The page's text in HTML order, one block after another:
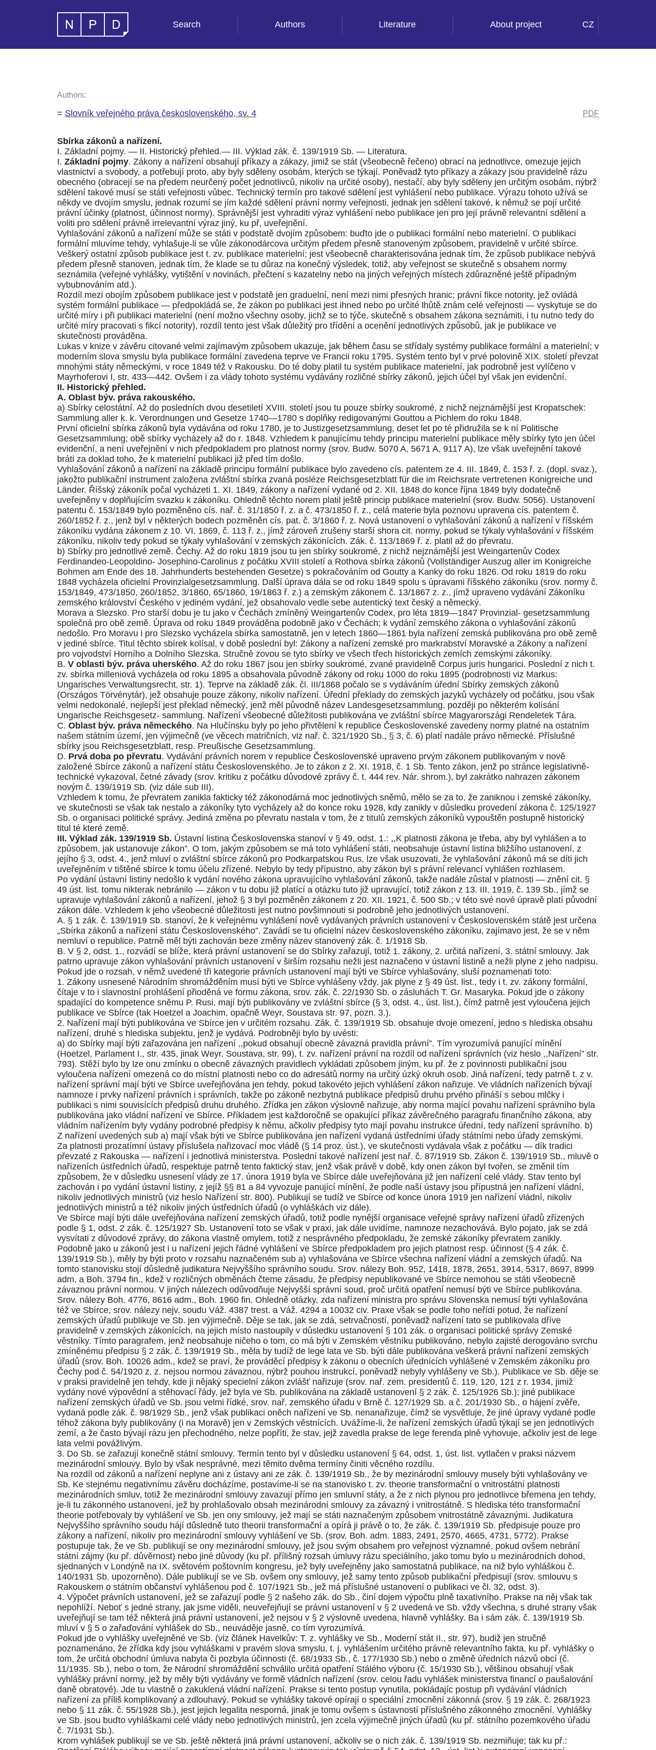
Search Authors Literature About project CZ
Authors:
= Slovník veřejného práva československého, sv. 4 PDF
Sbírka zákonů a nařízení.
I. Základní pojmy. — II. Historický přehled.— III. Výklad zák. č. 139/1919 Sb. — Literatura.
I. Základní pojmy. Zákony a nařízení obsahují příkazy a zákazy, jimiž se stát (všeobecně řečeno) obrací na jednotlivce, omezuje jejich
vlastnictví a svobody, a potřebují proto, aby byly sděleny osobám, kterých se týkají. Poněvadž tyto příkazy a zákazy jsou pravidelně rázu
obecného (obracejí se na předem neurčený počet jednotlivců, nikoliv na určité osoby), nestačí, aby byly sděleny jen určitým osobám, nýbrž
sdělení takové musí se státi veřejnosti vůbec. Technický termín pro takové sdělení jest vyhlášení nebo publikace. Výrazu tohoto užívá se
někdy ve dvojím smyslu, jednak rozumí se jím každé sdělení právní normy veřejnosti, jednak jen sdělení takové, k němuž se pojí určité
právní účinky (platnost, účinnost normy). Správnější jest vyhraditi výraz vyhlášení nebo publikace jen pro její právně relevantní sdělení a
voliti pro sdělení právně irrelevantní výraz jiný, ku př, uveřejnění.
Vyhlašování zákonů a nařízení může se státi v podstatě dvojím způsobem: buďto jde o publikaci formální nebo materielní. O publikaci
formální mluvíme tehdy, vyhlašuje-li se vůle zákonodárcova určitým předem přesně stanoveným způsobem, pravidelně v určité sbírce.
Veškerý ostatní způsob publikace jest t. zv. publikace materielní; jest všeobecně charakterisována jednak tím, že způsob publikace nebývá
předem přesně stanoven, jednak tím, že klade se tu důraz na konečný výsledek, totiž, aby veřejnost se skutečně s obsahem normy
seznámila (veřejné vyhlášky, vytištění v novinách, přečtení s kazatelny nebo na jiných veřejných místech zdůrazněné ještě případným
vybubnováním atd.).
Rozdíl mezi obojím způsobem publikace jest v podstatě jen graduelní, není mezi nimi přesných hranic; právní fikce notority, jež ovládá
systém formální publikace — předpokládá se, že zákon po publikaci jest ihned nebo po určité lhůtě znám celé veřejnosti — vyskytuje se do
určité míry i při publikaci materielní (není možno všechny osoby, jichž se to týče, skutečně s obsahem zákona seznámiti, i tu nutno tedy do
určité míry pracovati s fikcí notority), rozdíl tento jest však důležitý pro třídění a ocenění jednotlivých způsobů, jak je publikace ve
skutečnosti prováděna.
Lukas v knize v závěru citované velmi zajímavým způsobem ukazuje, jak během času se střídaly systémy publikace formální a materielní; v
moderním slova smyslu byla publikace formální zavedena teprve ve Francii roku 1795. Systém tento byl v prvé polovině XIX. století převzat
mnohými státy německými, v roce 1849 též v Rakousku. Do té doby platil tu systém publikace materielní, jak podrobně jest vylíčeno v
Mayrhoferovi I, str. 433—442. Ovšem i za vlády tohoto systému vydávány rozličné sbírky zákonů, jejich účel byl však jen evidenční.
II. Historický přehled.
A. Oblast býv. práva rakouského.
a) Sbírky celostátní. Až do posledních dvou desetiletí XVIII. století jsou tu pouze sbírky soukromé, z nichž nejznámější jest Kropatschek:
Sammlung aller k. k. Verordnungen und Gesetze 1740—1780 s doplňky redigovanými Gouttou a Pichlem do roku 1848.
První oficielní sbírka zákonů byla vydávána od roku 1780, je to Justizgesetzsammlung, deset let po té přidružila se k ní Politische
Gesetzsammlung; obě sbírky vycházely až do r. 1848. Vzhledem k panujícímu tehdy principu materielní publikace měly sbírky tyto jen účel
evidenční, a není uveřejnění v nich předpokladem pro platnost normy (srov. Budw. 5070 A, 5671 A, 9117 A), lze však uveřejnění takové
bráti za doklad toho, že k materielní publikaci již před tím došlo.
Vyhlašování zákonů a nařízení na základě principu formální publikace bylo zavedeno cís. patentem ze 4. III. 1849, č. 153 ř. z. (dopl. svaz.),
jakožto publikační instrument založena zvláštní sbírka zvaná posléze Reichsgesetzblatt für die im Reichsrate vertretenen Konigreiche und
Länder. Říšský zákoník počal vycházeti 1. XI. 1849, zákony a nařízení vydané od 2. XII. 1848 do konce října 1849 byly dodatečně
uveřejněny v doplňujícím svazku k zákoníku. Ohledně těchto norem platil ještě princip publikace materielní (srov. Budw. 5056). Ustanovení
patentu č. 153/1849 bylo pozměněno cís. nař. č. 31/1850 ř. z. a č. 473/1850 ř. z., celá materie byla poznovu upravena cís. patentem č.
260/1852 ř. z., jenž byl v některých bodech pozměněn cís. pat. č. 3/1860 ř. z. Nová ustanovení o vyhlašování zákonů a nařízení v říšském
zákoníku vydána zákonem z 10. VI. 1869, č. 113 ř. z., jímž zároveň zrušeny starší shora cit. normy, pokud se týkaly vyhlašování v říšském
zákoníku, nikoliv tedy pokud se týkaly vyhlašování v zemských zákonících. Zák. č. 113/1869 ř. z. platil až do převratu.
b) Sbírky pro jednotlivé země. Čechy. Až do roku 1819 jsou tu jen sbírky soukromé, z nichž nejznámější jest Weingartenův Codex
Ferdinandeo-Leopoldino- Josephino-Carolinus z počátku XVIII století a Rothova sbírka zákonů (Vollständiger Auszug aller im Konigreiche
Bohmen am Ende des 18. Jahrhunderts bestehenden Gesetze) s pokračováním od Goutty a Kanky do roku 1826. Od roku 1819 do roku
1848 vycházela oficielní Provinzialgesetzsammlung. Další úprava dála se od roku 1849 spolu s úpravami říšského zákoníku (srov. normy č.
153/1849, 473/1850, 260/1852, 3/1860, 65/1860, 19/1863 ř. z.) a zemským zákonem č. 13/1867 z. z., jímž upraveno vydávání Zákoníku
zemského království Českého v jediném vydání, jež obsahovalo vedle sebe autentický text český a německý.
Morava a Slezsko. Pro starší dobu je tu jako v Čechách zmíněný Weingartenův Codex, pro léta 1819—1847 Provinzial- gesetzsammlung
společná pro obě země. Úprava od roku 1849 prováděna podobně jako v Čechách; k vydání zemského zákona o vyhlašování zákonů
nedošlo. Pro Moravu i pro Slezsko vycházela sbírka samostatně, jen v letech 1860—1861 byla nařízení zemská publikována pro obě země
v jediné sbírce. Titul těchto sbírek kolísal, v době poslední byl: Zákony a nařízení zemské pro markrabství Moravské a Zákony a nařízení
pro vojvodství Horního a Dolního Slezska. Stručně zovou se tyto sbírky ve všech třech historických zemích zemskými zákoníky.
B. V oblasti býv. práva uherského. Až do roku 1867 jsou jen sbírky soukromé, zvané pravidelně Corpus juris hungarici. Poslední z nich t.
zv. sbírka milleniová vycházela od roku 1895 a obsahovala původně zákony od roku 1000 do roku 1895 (podrobnosti viz Markus:
Ungarisches Verwaltungsrecht, str. 1). Teprve na základě zák. čl. III/1868 počalo se s vydáváním úřední Sbírky zemských zákonů
(Országos Törvénytár), jež obsahuje pouze zákony, nikoliv nařízení. Úřední překlady do zemských jazyků vycházely od počátku, jsou však
velmi nedokonalé, nejlepší jest překlad německý, jenž měl původně název Landesgesetzsammlung, později po některém kolísání
Ungarische Reichsgesetz- sammlung. Nařízení všeobecné důležitosti publikována ve zvláštní sbírce Magyarországi Rendeletek Tára.
C. Oblast býv. práva německého. Na Hlučínsku byly po jeho přivtělení k republice Československé zavedeny normy platné na ostatním
našem státním území, jen výjimečně (ve věcech matričních, viz nař. č. 321/1920 Sb., § 3, č. 6) platí nadále právo německé. Příslušné
sbírky jsou Reichsgesetzblatt, resp. Preußische Gesetzsammlung.
D. Prvá doba po převratu. Vydávání právních norem v republice Československé upraveno prvým zákonem publikovaným v nově
založené Sbírce zákonů a nařízení státu Československého. Je to zákon z 2. XI. 1918, č. 1 Sb. Tento zákon, jenž po stránce legislativně-
technické vykazoval, četné závady (srov. kritiku z počátku důvodové zprávy č. t. 444 rev. Nár. shrom.), byl zakrátko nahrazen zákonem
novým č. 139/1919 Sb. (viz dále sub III).
Vzhledem k tomu, že převratem zanikla fakticky též zákonodárná moc jednotlivých sněmů, mělo se za to, že zaniknou i zemské zákoníky,
ve skutečnosti se však tak nestalo a zákoníky tyto vycházely až do konce roku 1928, kdy zanikly v důsledku provedení zákona č. 125/1927
Sb. o organisaci politické správy. Jediná změna po převratu nastala v tom, že z titulů zemských zákoníků vypouštěn postupně historický
titul té které země.
III. Výklad zák. 139/1919 Sb. Ústavní listina Československa stanoví v § 49, odst. 1.: ,,K platnosti zákona je třeba, aby byl vyhlášen a to
způsobem, jak ustanovuje zákon”. O tom, jakým způsobem se má toto vyhlášení státi, neobsahuje ústavní listina bližšího ustanovení, z
jejího § 3, odst. 4., jenž mluví o zvláštní sbírce zákonů pro Podkarpatskou Rus, lze však usuzovati, že vyhlašování zákonů má se díti jich
uveřejněním v tištěné sbírce k tomu účelu zřízené. Nebylo by tedy přípustno, aby zákon byl s právní relevancí vyhlášen rozhlasem.
Po vydání ústavní listiny nedošlo k vydání nového zákona upravujícího vyhlašování zákonů, takže nadále zůstal v platnosti — znění cit. §
49 úst. list. tomu nikterak nebránilo — zákon v tu dobu již platící a otázku tuto již upravující, totiž zákon z 13. III. 1919, č. 139 Sb., jímž se
upravuje vyhlašování zákonů a nařízení, jehož § 3 byl pozměněn zákonem z 20. XII. 1921, č. 500 Sb.; v této své nové úpravě platí původní
zákon dále. Vzhledem k jeho všeobecné důležitosti jest nutno povšimnouti si podrobně jeho jednotlivých ustanovení.
A. § 1 zák. č. 139/1919 Sb. stanoví, že k veřejnému vyhlášení nově vydávaných právních ustanovení v Československém státě jest určena
„Sbírka zákonů a nařízení státu Československého”. Zavádí se tu oficielní název československého zákoníku, zajímavo jest, že se v něm
nemluví o republice. Patrně měl býti zachován beze změny název stanovený zák. č. 1/1918 Sb.
B. V § 2, odst. 1., rozvádí se blíže, která právní ustanovení se do Sbírky zařazují, totiž 1. zákony, 2. určitá nařízení, 3. státní smlouvy. Jak
patrno upravuje zákon vyhlašování právních ustanovení v širším rozsahu nežli jest naznačeno v ústavní listině a nežli plyne z jeho nadpisu.
Pokud jde o rozsah, v němž uvedené tři kategorie právních ustanovení mají býti ve Sbírce vyhlašovány, sluší poznamenati toto:
1. Zákony usnesené Národním shromážděním musí býti ve Sbírce vyhlášeny vždy, jak plyne z § 49 úst. list., tedy i t. zv. zákony formální,
čítaje v to i slavnostní prohlášení přioděná ve formu zákona, srov. zák. č. 22/1930 Sb. o zásluhách T. Gr. Masaryka. Pokud jde o zákony
spadající do kompetence sněmu P. Rusi, mají býti publikovány ve zvláštní sbírce (§ 3, odst. 4., úst. list.), čímž patrně jest vyloučena jejich
publikace ve Sbírce (tak Hoetzel a Joachim, opačně Weyr, Soustava str. 97, pozn. 3.).
2. Nařízení mají býti publikována ve Sbírce jen v určitém rozsahu. Zák. č. 139/1919 Sb. obsahuje dvoje omezení, jedno s hlediska obsahu
nařízení, druhé s hlediska subjektu, jenž je vydává. Podrobněji bylo by uvésti:
a) do Sbírky mají býti zařazována jen nařízení ,,pokud obsahují obecně závazná pravidla právní”. Tím vyrozumívá panující mínění
(Hoetzel, Parlament I., str. 435, jinak Weyr, Soustava, str. 99), t. zv. nařízení právní na rozdíl od nařízení správních (viz heslo ,,Nařízení” str.
793). Stěží bylo by lze onu zmínku o obecně závazných pravidlech vykládati způsobem jiným, ku př. že z povinnosti publikační jsou
vyloučena nařízení omezená co do místní platnosti nebo co do adresátů normy na určitý úzký okruh osob. Jiná nařízení, tedy patrně t. z v.
nařízení správní mají býti ve Sbírce uveřejňována jen tehdy, pokud takovéto jejich vyhlášení zákon nařizuje. Ve vládních nařízeních bývají
namnoze i prvky nařízení právních i správních, takže po zákoně nezbytná publikace předpisů druhu prvého přináší s sebou mlčky i
publikaci s nimi souvisících předpisů druhu druhého. Zřídka jen zákon výslovně nařizuje, aby norma mající povahu nařízení správního byla
publikována jako vládní nařízení ve Sbírce. Příkladem jest každoročně se opakující příkaz závěrečného paragrafu finančního zákona, aby
vládním nařízením byly vydány podrobné předpisy k němu, ačkoliv předpisy tyto mají povahu instrukce úřední, tedy nařízení správního. b)
Z nařízení uvedených sub a) mají však býti ve Sbírce publikována jen nařízení vydaná ústředními úřady státními nebo úřady zemskými.
Za platnosti prozatímní ústavy příslušela nařizovací moc vládě (§ 14 proz. úst.), ve skutečnosti vydávala však z počátku — dík tradici
převzaté z Rakouska — nařízení i jednotlivá ministerstva. Poslední takové nařízení jest nař. č. 87/1919 Sb. Zákon č. 139/1919 Sb., mluvě o
nařízeních ústředních úřadů, respektuje patrně tento faktický stav, jenž však právě v době, kdy onen zákon byl tvořen, se změnil tím
způsobem, že v důsledku usnesení vlády ze 17. února 1919 byla ve Sbírce dále uveřejňována již jen nařízení celé vlády. Stav tento byl
zachován i po vydání ústavní listiny, z jejíž §§ 81 a 84 vyvozuje panující mínění, že podle naší ústavy jsou přípustná jen nařízení vládní,
nikoliv jednotlivých ministrů (viz heslo Nařízení str. 800). Publikují se tudíž ve Sbírce od konce února 1919 jen nařízení vládní, nikoliv
jednotlivých ministrů a též nikoliv jiných ústředních úřadů (o vyhláškách viz dále).
Ve Sbírce mají býti dále uveřejňována nařízení zemských úřadů, totiž podle nynější organisace veřejné správy nařízení úřadů zřízených
podle § 1, odst. 2 zák. č. 125/1927 Sb. Ustanovení toto se však v praxi, jak dále uvidíme, namnoze nezachovává. Bylo pojato, jak se zdá
vysvítati z důvodové zprávy, do zákona vlastně omylem, totiž z nesprávného předpokladu, že zemské zákoníky převratem zanikly.
Podobně jako u zákonů jest i u nařízení jejich řádné vyhlášení ve Sbírce předpokladem pro jejich platnost resp. účinnost (§ 4 zák. č.
139/1919 Sb.), měly by býti proto v rozsahu naznačeném sub a) vyhlašována ve Sbírce všechna nařízení vládní a zemských úřadů. Na
tomto stanovisku stojí důsledně judikatura Nejvyššího správního soudu. Srov. nálezy Boh. 952, 1418, 1878, 2651, 3914, 5317, 8697, 8999
adm, a Boh. 3794 fin., kdež v rozličných obměnách čteme zásadu, že předpisy nepublikované ve Sbírce nemohou se státi všeobecně
závaznou právní normou. V jiných nálezech odůvodňuje Nejvyšší správní soud, proč určitá opatření nemusí býti ve Sbírce publikována.
Srov. nálezy Boh. 4776, 8616 adm., Boh. 1960 fin. Ohledně otázky, zda nařízení ministra pro správu Slovenska nemusí býti vyhlašována
též ve Sbírce, srov. nálezy nejv. soudu Váž. 4387 trest. a Váž. 4294 a 10032 civ. Praxe však se podle toho neřídí potud, že nařízení
zemských úřadů publikuje ve Sb. jen výjimečně. Děje se tak, jak se zdá, setrvačností, poněvadž nařízení tato se publikovala dříve
pravidelně v zemských zákonících, na jejich místo nastoupily v důsledku ustanovení § 101 zák. o organisaci politické správy Zemské
věstníky. Tímto paragrafem, jenž neobsahuje ničeho o tom, co má býti v Zemském věstníku publikováno, nebylo zajisté derogováno svrchu
zmíněnému předpisu § 2 zák. č. 139/1919 Sb., měla by tudíž de lege lata ve Sb. býti dále publikována veškerá právní nařízení zemských
úřadů (srov. Boh. 10026 adm., kdež se praví, že prováděcí předpisy k zákonu o obecních úřednících vyhlášené v Zemském zákoníku pro
Čechy pod č. 54/1920 z. z. nejsou normou závaznou, nýbrž pouhou instrukcí, poněvadž nebyly vyhlášeny ve Sb.). Publikace ve Sb. děje se
v praksi pravidelně jen tehdy, kde ji nějaký specielní zákon zvlášť nařizuje (srov. nař. zem. presidentů č. 119, 120, 121 z r. 1934, jimiž
vydány nové výpovědní a stěhovací řády, jež byla ve Sb. publikována na základě ustanovení § 2 zák. č. 125/1926 Sb.); jiné publikace
nařízení zemských úřadů ve Sb. jsou velmi řídké, srov. nař. zemského úřadu v Brně č. 127/1929 Sb. a č. 201/1930 Sb., o hájení zvěře,
vydaná podle zák. č. 98/1929 Sb., jenž však publikaci oněch nařízení ve Sb. nenanařizuje, čímž se vysvětluje, že jiné úpravy vydané podle
téhož zákona byly publikovány (i na Moravě) jen v Zemských věstnících. Uvážíme-li, že nařízení zemských úřadů týkají se jen jednotlivých
zemí, a že často bývají rázu jen přechodného, nelze popříti, že stav, jejž zavedla prakse de lege ferenda plně vyhovuje, ačkoliv jest de lege
lata velmi povážlivým.
3. Do Sb. se zařazují konečně státní smlouvy. Termín tento byl v důsledku ustanovení § 64, odst. 1, úst. list. vytlačen v praksi názvem
mezinárodní smlouvy. Bylo by však nesprávné, mezi těmito dvěma termíny činiti věcného rozdílu.
Na rozdíl od zákonů a nařízení neplyne ani z ústavy ani ze zák. č. 139/1919 Sb., že by mezinárodní smlouvy musely býti vyhlašovány ve
Sb. Ke stejnému negativnímu závěru docházíme, postavíme-li se na stanovisko t. zv. theorie transformační o vnitrostátní platnosti
mezinárodních smluv, totiž že mezinárodní smlouvy zavazují přímo jen smluvní státy, a že z nich plynou pro jednotlivce břemena jen tehdy,
je-li tu zákonného ustanovení, jež by prohlašovalo obsah mezinárodní smlouvy za závazný i vnitrostátně. S hlediska této transformační
theorie potřebovaly by vyhlášení ve Sb. jen ony smlouvy, jež mají se státi naznačeným způsobem vnitrostátně závaznými. Judikatura
Nejvyššího správního soudu hájí důsledně tuto theorii transformační a opírá ji právě o to, že zák. č. 139/1919 Sb. předpisuje pouze pro
zákony a nařízení, nikoliv pro mezinárodní smlouvy vyhlášení ve Sb. (srov. Boh. adm. 1883, 2491, 2570, 4665, 4731, 5772). Prakse
postupuje tak, že ve Sb. publikují se ony mezinárodní smlouvy, jež jsou svým obsahem pro veřejnost významné, pokud ovšem nebrání
státní zájmy (ku př. důvěrnost) nebo jiné důvody (ku př. přílišný rozsah úmluvy rázu speciálního, jako tomu bylo u mezinárodních dohod,
sjednaných v Londýně na IX. světovém poštovním kongresu, jež byly uveřejněny jako samostatná publikace, na niž bylo vyhláškou č.
140/1931 Sb. upozorněno). Dále publikují se ve Sb. ovšem ony smlouvy, jež samy tento způsob publikační předpisují (srov. smlouvu s
Rakouskem o státním občanství vyhlášenou pod č. 107/1921 Sb., jež má příslušné ustanovení o publikaci ve čl. 32, odst. 3).
4. Výpočet právních ustanovení, jež se zařazují podle § 2 našeho zák. do Sb., činí dojem výpočtu plně taxativního. Prakse na něj však tak
nepohlíží. Neboť s jedné strany, jak jsme viděli, neuveřejňují se právní ustanovení v § 2 uvedená ve Sb. vždy všechna, s druhé strany však
uveřejňují se tam též některá jiná právní ustanovení, jež nejsou v § 2 výslovně uvedena, hlavně vyhlášky. Ba i sám zák. č. 139/1919 Sb.
mluví v § 5 o zařaďování vyhlášek do Sb., neuváděje jasně, co tím vyrozumívá.
Pokud jde o vyhlášky uveřejněné ve Sb. (viz článek Havelkův: T. z. vyhlášky ve Sb., Moderní stát II., str. 97), budiž jen stručně
poznamenáno, že zřídka kdy jsou vyhláškami v pravém slova smyslu, t. j. vyhlášením určitého právně relevantního fakta, ku př. vyhlášky o
tom, že určitá obchodní úmluva nabyla či pozbyla účinnosti (č. 68/1933 Sb., č. 177/1930 Sb.) nebo o změně úředních názvů obcí (č.
11/1935. Sb.), nebo o tom, že Národní shromáždění schválilo určitá opatření Stálého výboru (č. 15/1930 Sb.), většinou obsahují však
vyhlášky právní normy, jež by měly býti vydávány ve formě vládních nařízení (srov. celou řadu vyhlášek ministerstva financí o paušalování
daně obratové). Jde tu vlastně o zakuklená vládní nařízení. Prakse si tento postup vynutila, pokládajíc postup při vydávání vládních
nařízení za příliš komplikovaný a zdlouhavý. Pokud se vyhlášky takové opírají o speciální zmocnění zákonná (srov. § 19 zák. č. 268/1923
nebo § 11 zák. č. 55/1928 Sb.), jest jejich legalita nesporná, jinak je tomu ovšem s ústavností příslušného zákonného zmocnění. Vyhlášky
ve Sb. jsou buďto vyhláškami celé vlády nebo jednotlivých ministrů, jen zcela výjimečně jiných úřadů (ku př. státního pozemkového úřadu
č. 7/1931 Sb.).
Krom vyhlášek publikují se ve Sb. ještě některá jiná právní ustanovení, ačkoliv se o nich zák. č. 139/1919 Sb. nezmiňuje; tak ku př.: